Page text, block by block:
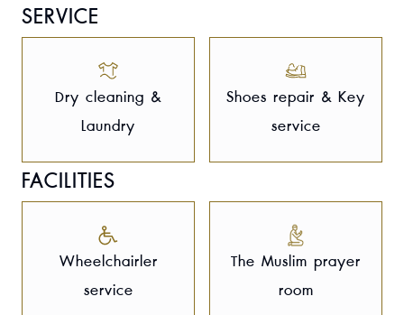
SERVICE
Dry cleaning &
Laundry
Shoes repair & Key
service
FACILITIES
Wheelchairler
service
The Muslim prayer
room